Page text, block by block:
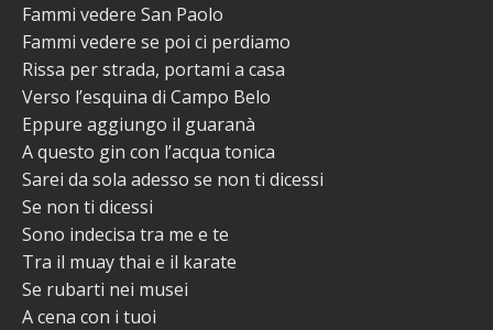
Fammi vedere San Paolo
Fammi vedere se poi ci perdiamo
Rissa per strada, portami a casa
Verso l’esquina di Campo Belo
Eppure aggiungo il guaranà
A questo gin con l’acqua tonica
Sarei da sola adesso se non ti dicessi
Se non ti dicessi
Sono indecisa tra me e te
Tra il muay thai e il karate
Se rubarti nei musei
A cena con i tuoi